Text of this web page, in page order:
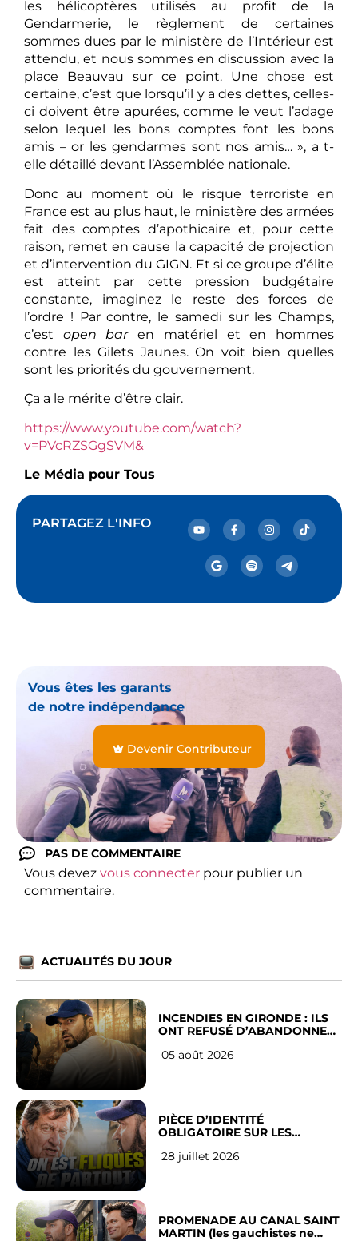
les hélicoptères utilisés au profit de la
Gendarmerie, le règlement de certaines
sommes dues par le ministère de l’Intérieur est
attendu, et nous sommes en discussion avec la
place Beauvau sur ce point. Une chose est
certaine, c’est que lorsqu’il y a des dettes, celles-
ci doivent être apurées, comme le veut l’adage
selon lequel les bons comptes font les bons
amis – or les gendarmes sont nos amis… », a t-
elle détaillé devant l’Assemblée nationale.
Donc au moment où le risque terroriste en
France est au plus haut, le ministère des armées
fait des comptes d’apothicaire et, pour cette
raison, remet en cause la capacité de projection
et d’intervention du GIGN. Et si ce groupe d’élite
est atteint par cette pression budgétaire
constante, imaginez le reste des forces de
l’ordre ! Par contre, le samedi sur les Champs,
c’est open baren matériel et en hommes
contre les Gilets Jaunes. On voit bien quelles
sont les priorités du gouvernement.
Ça a le mérite d’être clair.
https://www.youtube.com/watch?
v=PVcRZSGgSVM&
Le Média pour Tous
PARTAGEZ L'INFO
Vous êtes les garants
de notre indépendance
Devenir Contributeur
PAS DE COMMENTAIRE
Vous devez vous connecter pour publier un
commentaire.
ACTUALITÉS DU JOUR
INCENDIES EN GIRONDE : ILS
ONT REFUSÉ D’ABANDONNER
05 août 2026
PIÈCE D’IDENTITÉ
OBLIGATOIRE SUR LES
Français
28 juillet 2026
PROMENADE AU CANAL SAINT
MARTIN (les gauchistes ne